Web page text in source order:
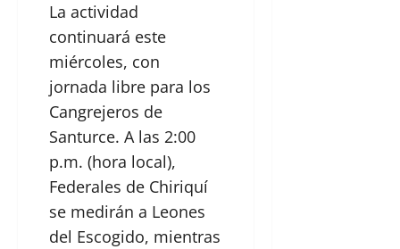
La actividad
continuará este
miércoles, con
jornada libre para los
Cangrejeros de
Santurce. A las 2:00
p.m. (hora local),
Federales de Chiriquí
se medirán a Leones
del Escogido, mientras